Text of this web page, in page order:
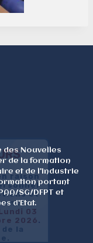
des Nouvelles
de la formation
et de l'industrie
portant
SG/DFPT et
d'Etat.
raison
et
03
2026 .
la